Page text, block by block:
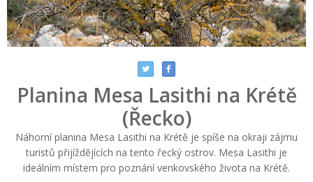
Planina Mesa Lasithi na Krétě
(Řecko)
Náhorní planina Mesa Lasithi na Krétě je spíše na okraji zájmu
turistů přijíždějících na tento řecký ostrov. Mesa Lasithi je
ideálním místem pro poznání venkovského života na Krétě.